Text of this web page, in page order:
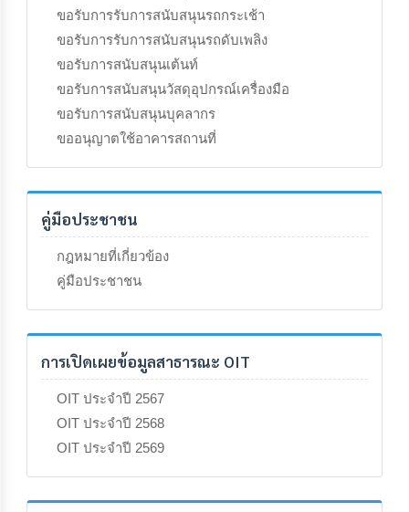
ขอรับการรับการสนับสนุนรถกระเช้า
ขอรับการรับการสนับสนุนรถดับเพลิง
ขอรับการสนับสนุนเต้นท์
ขอรับการสนับสนุนวัสดุอุปกรณ์เครื่องมือ
ขอรับการสนับสนุนบุคลากร
ขออนุญาตใช้อาคารสถานที่
คู่มือประชาชน
กฎหมายที่เกี่ยวข้อง
คู่มือประชาชน
การเปิดเผยข้อมูลสาธารณะ OIT
OIT ประจำปี 2567
OIT ประจำปี 2568
OIT ประจำปี 2569